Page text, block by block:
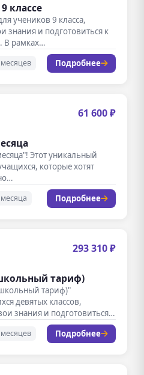
классе
учеников 9 класса,
и подготовиться к
В рамках…
Подробнее
61 600 ₽
Этот уникальный
которые хотят
Подробнее
293 310 ₽
тариф)
тариф)"
девятых классов,
знания и подготовиться
Подробнее